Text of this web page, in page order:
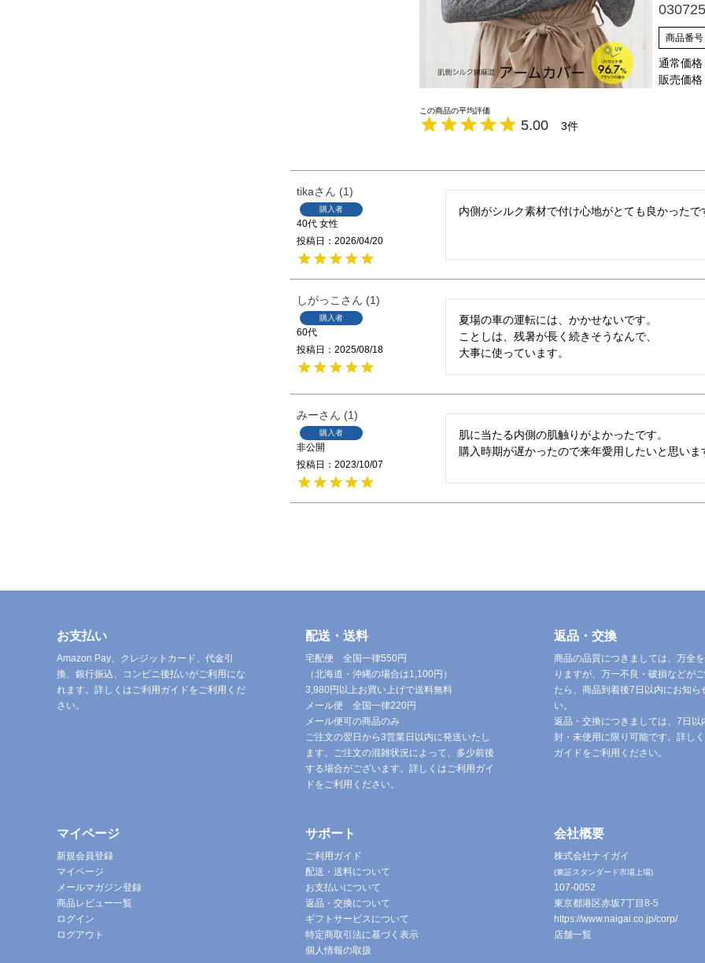
商品番号
通常価格
販売価格
5.00 3
tika 1
購入者
40代 女性
投稿日
2026/04/20
しがっこ 1
購入者
60代
投稿日
2025/08/18
夏場の車の運転には、かかせないです。
ことしは、残暑が長く続きそうなんで、
大事に使っています。
みー 1
購入者
非公開
投稿日
2023/10/07
肌に当たる内側の肌触りがよかったです。
購入時期が遅かったので来年愛用したいと思いま
お支払い
Amazon Pay、クレジットカード、代金引
換、銀行振込、コンビニ後払いがご利用にな
れます。詳しくはご利用ガイドをご利用くだ
さい。
配送・送料
宅配便 全国一律550円
（北海道・沖縄の場合は1,100円）
3,980円以上お買い上げで送料無料
メール便 全国一律220円
メール便可の商品のみ
ご注文の翌日から3営業日以内に発送いたし
ます。ご注文の混雑状況によって、多少前後
する場合がございます。詳しくはご利用ガイ
ドをご利用ください。
返品・交換
商品の品質につきましては、万全
りますが、万一不良・破損などが
たら、商品到着後7日以内にお知ら
い。
返品・交換につきましては、7日以
封・未使用に限り可能です。詳し
ガイドをご利用ください。
マイページ
新規会員登録
マイページ
メールマガジン登録
商品レビュー一覧
ログイン
ログアウト
サポート
ご利用ガイド
配送・送料について
お支払いについて
返品・交換について
ギフトサービスについて
特定商取引法に基づく表示
個人情報の取扱
会社概要
株式会社ナイガイ
(東証スタンダード市場上場)
107-0052
東京都港区赤坂7丁目8-5
https://www.naigai.co.jp/corp/
店舗一覧